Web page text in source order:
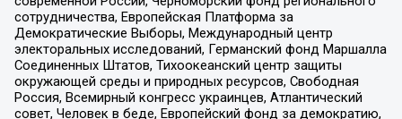
сотрудничества, Европейская Платформа за
Демократические Выборы, Международный центр
электоральных исследований, Германский фонд Маршалла
Соединенных Штатов, Тихоокеанский центр защиты
окружающей среды и природных ресурсов, Свободная
Россия, Всемирный конгресс украинцев, Атлантический
совет, Человек в беде, Европейский фонд за демократию,